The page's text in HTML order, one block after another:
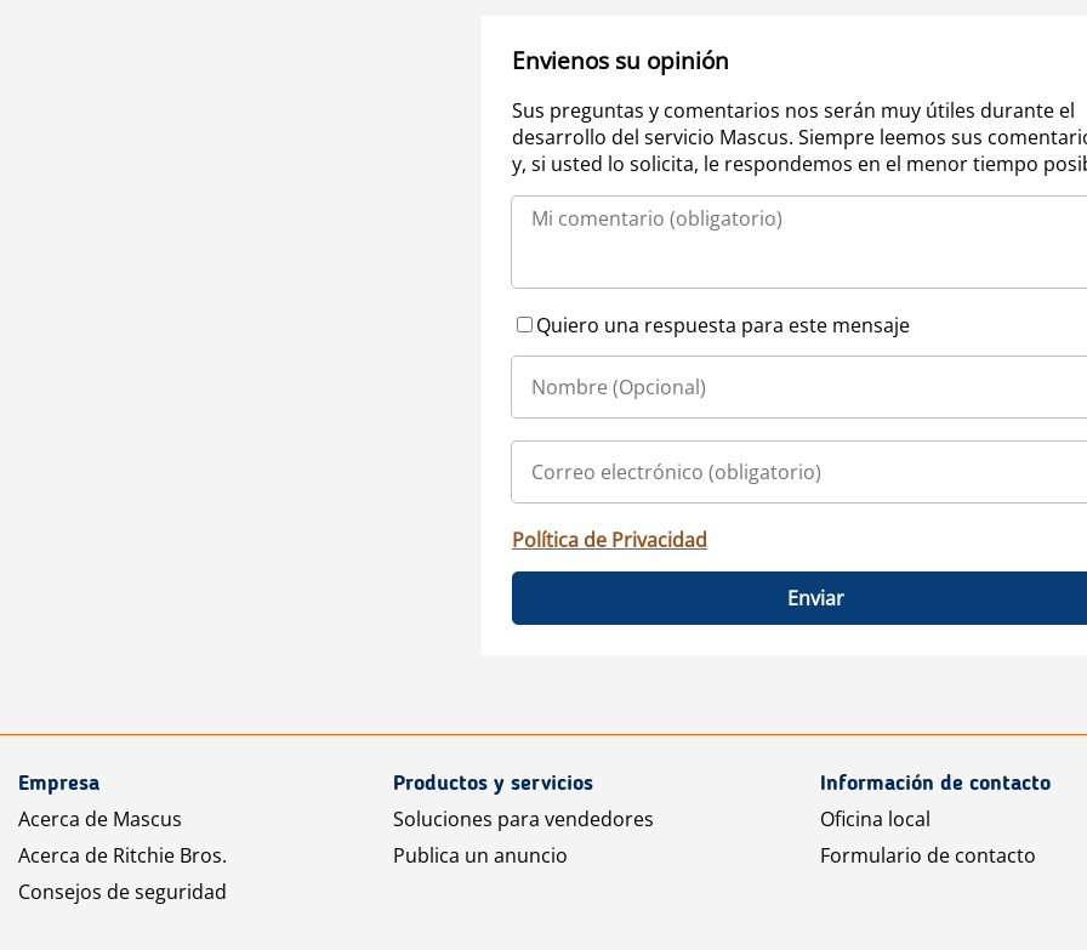
Envienos su opinión
Sus preguntas y comentarios nos serán muy útiles durante el
desarrollo del servicio Mascus. Siempre leemos sus
y, si usted lo solicita, le respondemos en el menor tiempo
Quiero una respuesta para este mensaje
Política de Privacidad
Enviar
Empresa
Acerca de Mascus
Acerca de Ritchie Bros.
Consejos de seguridad
Productos y servicios
Soluciones para vendedores
Publica un anuncio
Información de contacto
Oficina local
Formulario de contacto